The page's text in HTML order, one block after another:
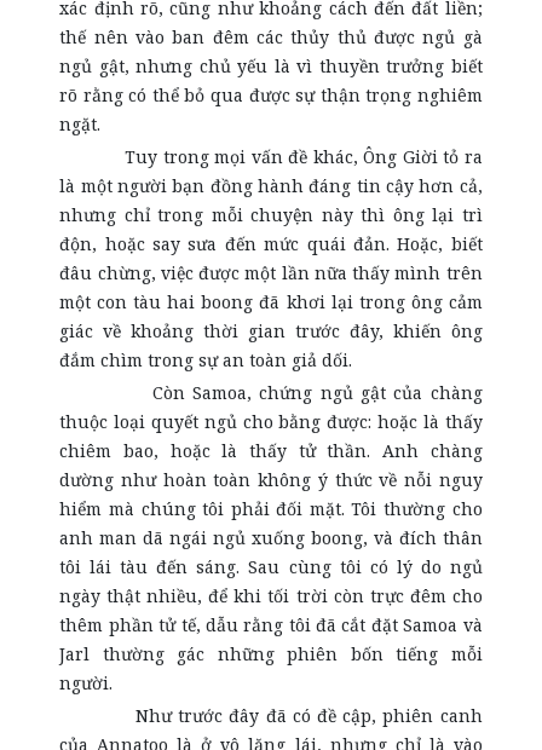
xác định rõ, cũng như khoảng cách đến đất liền;
thế nên vào ban đêm các thủy thủ được ngủ gà
ngủ gật, nhưng chủ yếu là vì thuyền trưởng biết
rõ rằng có thể bỏ qua được sự thận trọng nghiêm
ngặt.
Tuy trong mọi vấn đề khác, Ông Giời tỏ ra
là một người bạn đồng hành đáng tin cậy hơn cả,
nhưng chỉ trong mỗi chuyện này thì ông lại trì
độn, hoặc say sưa đến mức quái đản. Hoặc, biết
đâu chừng, việc được một lần nữa thấy mình trên
một con tàu hai boong đã khơi lại trong ông cảm
giác về khoảng thời gian trước đây, khiến ông
đắm chìm trong sự an toàn giả dối.
Còn Samoa, chứng ngủ gật của chàng
thuộc loại quyết ngủ cho bằng được: hoặc là thấy
chiêm bao, hoặc là thấy tử thần. Anh chàng
dường như hoàn toàn không ý thức về nỗi nguy
hiểm mà chúng tôi phải đối mặt. Tôi thường cho
anh man dã ngái ngủ xuống boong, và đích thân
tôi lái tàu đến sáng. Sau cùng tôi có lý do ngủ
ngày thật nhiều, để khi tối trời còn trực đêm cho
thêm phần tử tế, dẫu rằng tôi đã cắt đặt Samoa và
Jarl thường gác những phiên bốn tiếng mỗi
người.
Như trước đây đã có đề cập, phiên canh
của Annatoo là ở vô lăng lái, nhưng chỉ là vào